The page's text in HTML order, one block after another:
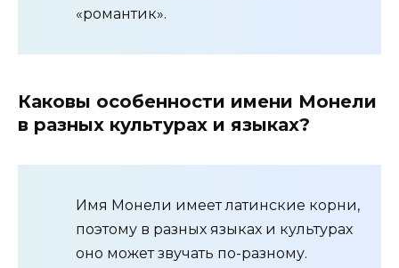
«романтик».
Каковы особенности имени Монели
в разных культурах и языках?
Имя Монели имеет латинские корни,
поэтому в разных языках и культурах
оно может звучать по-разному.